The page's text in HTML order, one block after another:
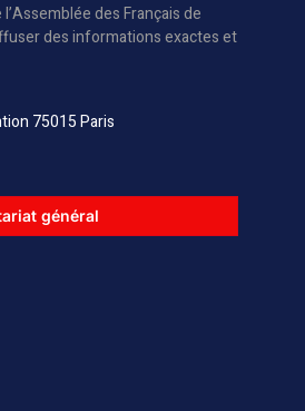
des Français de
des informations exactes et
75015 Paris
général